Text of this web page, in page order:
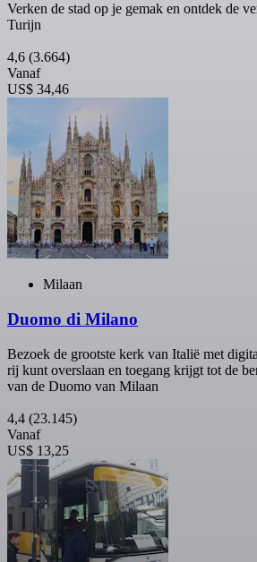
Verken de stad op je gemak en ontdek de
Turijn
4,6 (3.664)
Vanaf
US$ 34,46
Milaan
Duomo di Milano
Bezoek de grootste kerk van Italië met
rij kunt overslaan en toegang krijgt tot de
van de Duomo van Milaan
4,4 (23.145)
Vanaf
US$ 13,25